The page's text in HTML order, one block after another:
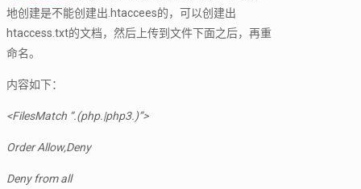
地创建是不能创建出.htaccees的，可以创建出
htaccess.txt的文档，然后上传到文件下面之后，再重
命名。
内容如下：
<FilesMatch “.(php.|php3.)”>
Order Allow,Deny
Deny from all